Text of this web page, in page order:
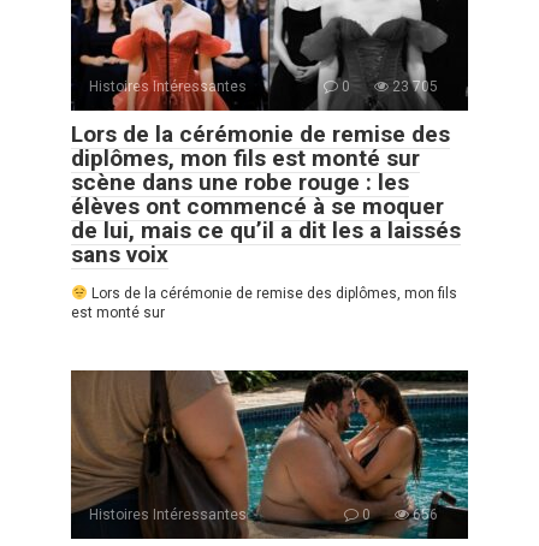
Histoires Intéressantes 0 23 705
Lors de la cérémonie de remise des
diplômes, mon fils est monté sur
scène dans une robe rouge : les
élèves ont commencé à se moquer
de lui, mais ce qu’il a dit les a laissés
sans voix
Lors de la cérémonie de remise des diplômes, mon fils
est monté sur
Histoires Intéressantes 0 656